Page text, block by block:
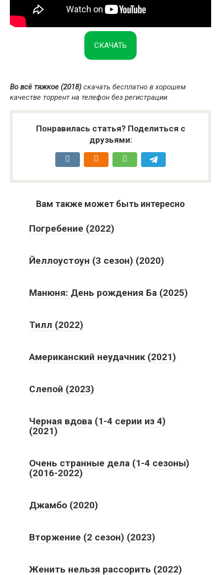
СКАЧАТЬ
Во всё тяжкое (2018) скачать бесплатно в хорошем
качестве торрент на телефон без регистрации.
Понравилась статья? Поделиться с
друзьями:
Вам также может быть интересно
Погребение (2022)
Йеллоустоун (3 сезон) (2020)
Манюня: День рождения Ба (2025)
Тилл (2022)
Американский неудачник (2021)
Слепой (2023)
Черная вдова (1-4 серии из 4)
(2021)
Очень странные дела (1-4 сезоны)
(2016-2022)
Джамбо (2020)
Вторжение (2 сезон) (2023)
Женить нельзя рассорить (2022)